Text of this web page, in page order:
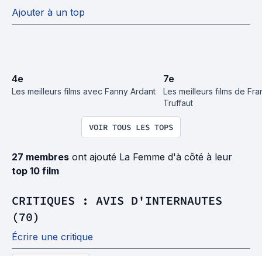
Ajouter à un top
4e
Les meilleurs films avec Fanny Ardant
7e
Les meilleurs films de
Truffaut
VOIR TOUS LES TOPS
27 membres ont ajouté La Femme d'à côté à leur
top 10 film
CRITIQUES : AVIS D'INTERNAUTES
(70)
Écrire une critique